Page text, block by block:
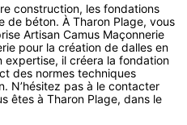
construction, les fondations
de béton. À Tharon Plage, vous
Artisan Camus Maçonnerie
pour la création de dalles en
expertise, il créera la fondation
des normes techniques
N’hésitez pas à le contacter
êtes à Tharon Plage, dans le